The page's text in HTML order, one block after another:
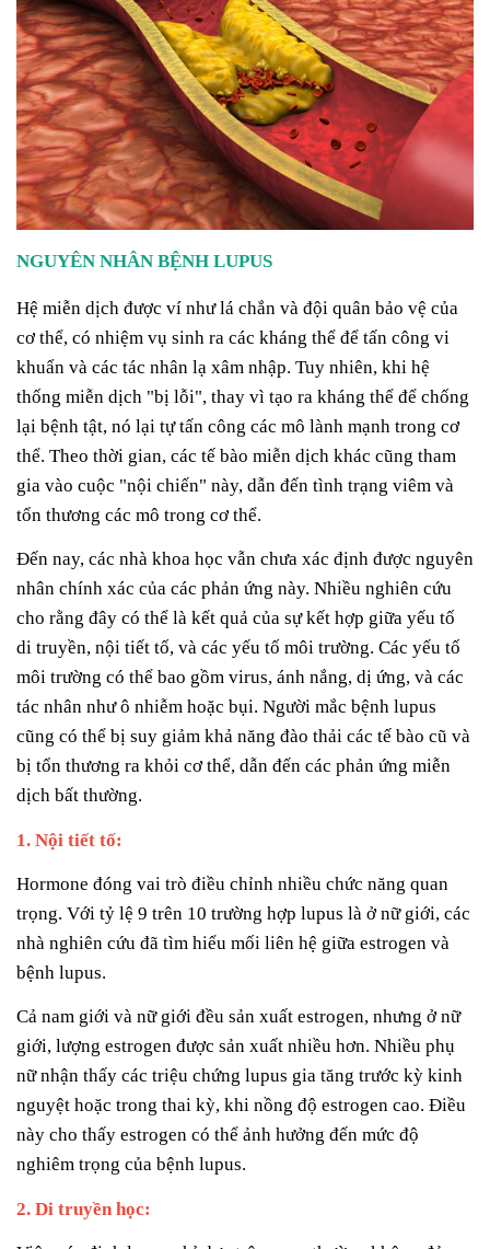
NGUYÊN NHÂN BỆNH LUPUS
Hệ miễn dịch được ví như lá chắn và đội quân bảo vệ của
cơ thể, có nhiệm vụ sinh ra các kháng thể để tấn công vi
khuẩn và các tác nhân lạ xâm nhập. Tuy nhiên, khi hệ
thống miễn dịch "bị lỗi", thay vì tạo ra kháng thể để chống
lại bệnh tật, nó lại tự tấn công các mô lành mạnh trong cơ
thể. Theo thời gian, các tế bào miễn dịch khác cũng tham
gia vào cuộc "nội chiến" này, dẫn đến tình trạng viêm và
tổn thương các mô trong cơ thể.
Đến nay, các nhà khoa học vẫn chưa xác định được nguyên
nhân chính xác của các phản ứng này. Nhiều nghiên cứu
cho rằng đây có thể là kết quả của sự kết hợp giữa yếu tố
di truyền, nội tiết tố, và các yếu tố môi trường. Các yếu tố
môi trường có thể bao gồm virus, ánh nắng, dị ứng, và các
tác nhân như ô nhiễm hoặc bụi. Người mắc bệnh lupus
cũng có thể bị suy giảm khả năng đào thải các tế bào cũ và
bị tổn thương ra khỏi cơ thể, dẫn đến các phản ứng miễn
dịch bất thường.
1. Nội tiết tố:
Hormone đóng vai trò điều chỉnh nhiều chức năng quan
trọng. Với tỷ lệ 9 trên 10 trường hợp lupus là ở nữ giới, các
nhà nghiên cứu đã tìm hiểu mối liên hệ giữa estrogen và
bệnh lupus.
Cả nam giới và nữ giới đều sản xuất estrogen, nhưng ở nữ
giới, lượng estrogen được sản xuất nhiều hơn. Nhiều phụ
nữ nhận thấy các triệu chứng lupus gia tăng trước kỳ kinh
nguyệt hoặc trong thai kỳ, khi nồng độ estrogen cao. Điều
này cho thấy estrogen có thể ảnh hưởng đến mức độ
nghiêm trọng của bệnh lupus.
2. Di truyền học: